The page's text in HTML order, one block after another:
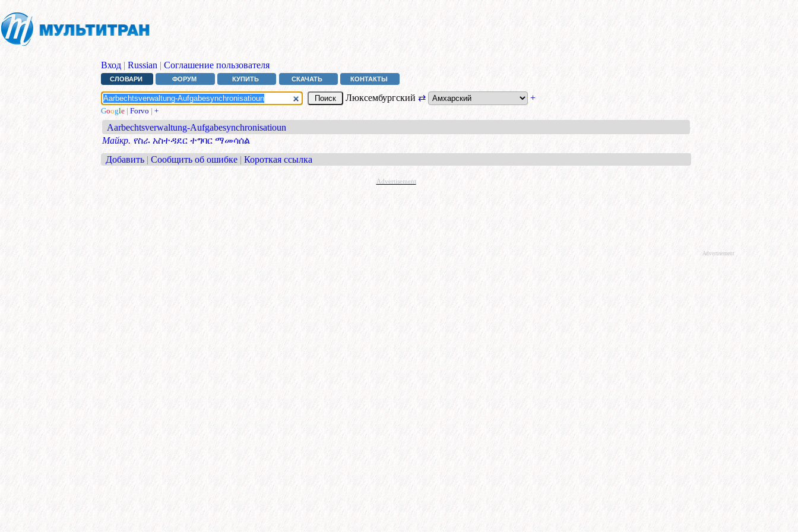
Вход | Russian | Соглашение пользователя
СЛОВАРИ ФОРУМ КУПИТЬ СКАЧАТЬ КОНТАКТЫ
Люксембургский ⇄ +
Google | Forvo | +
Aarbechtsverwaltung-Aufgabesynchronisatioun
Майкр. የስራ አስተዳደር ተግባር ማመሳሰል
Добавить | Сообщить об ошибке | Короткая ссылка
Advertisement
Advertisement